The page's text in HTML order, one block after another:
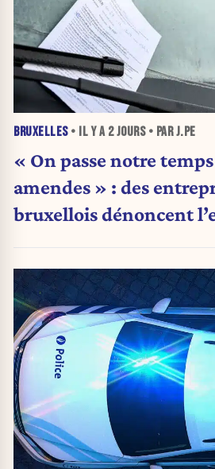
BRUXELLES• IL Y A 2 JOURS• PAR J.PE
« On passe notre
amendes » : des
bruxellois dénoncent